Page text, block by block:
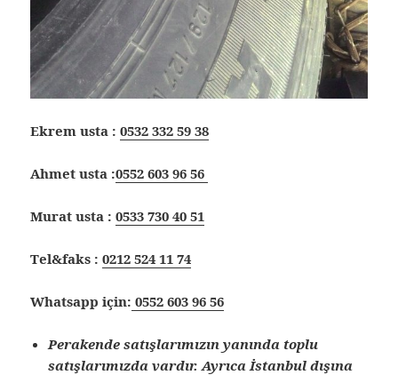
Ekrem usta :0532 332 59 38
Ahmet usta :0552 603 96 56
Murat usta :0533 730 40 51
Tel&faks :0212 524 11 74
Whatsapp için: 0552 603 96 56
Perakende satışlarımızın yanında toplu
satışlarımızda vardır. Ayrıca İstanbul dışına